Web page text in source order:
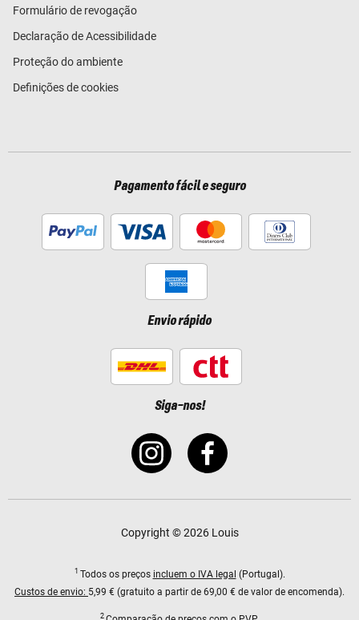
Formulário de revogação
Declaração de Acessibilidade
Proteção do ambiente
Definições de cookies
Pagamento fácil e seguro
Envio rápido
Siga-nos!
Copyright © 2026 Louis
1 Todos os preços incluem o IVA legal (Portugal).
Custos de envio: 5,99 € (gratuito a partir de 69,00 € de valor de encomenda).
2